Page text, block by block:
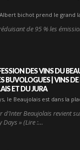
bichot prend le grand
de 95 % les
DES VINS DU
BUVOLOGUES | VINS
ET DU JURA
le Beaujolais est dans la
Beaujolais revient
Days » (Lire :…